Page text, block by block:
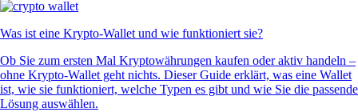
Was ist eine Krypto-Wallet und wie funktioniert sie?
Ob Sie zum ersten Mal Kryptowährungen kaufen oder aktiv handeln –
ohne Krypto-Wallet geht nichts. Dieser Guide erklärt, was eine Wallet
ist, wie sie funktioniert, welche Typen es gibt und wie Sie die passende
Lösung auswählen.